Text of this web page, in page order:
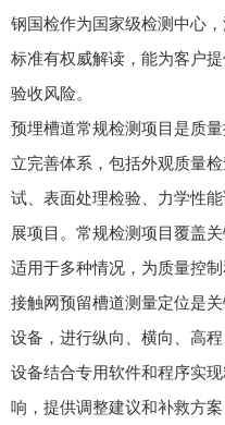
钢国检作为国家级检测中心
标准有权威解读，能为客户
验收风险。
预埋槽道常规检测项目是质
立完善体系，包括外观质量
试、表面处理检验、力学性
展项目。常规检测项目覆盖
适用于多种情况，为质量控
接触网预留槽道测量定位是
设备，进行纵向、横向、高
设备结合专用软件和程序实
响，提供调整建议和补救方